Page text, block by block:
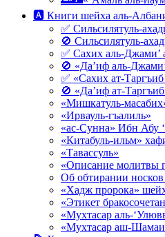
🅰 Книги шейха аль-
✅ Сильсилятуль-
🚫 Сильсилятуль-
✅ Сахих аль-Джами’
🚫 «Да’иф аль-
✅ «Сахих ат-Таргъиб
🚫 «Да’иф ат-
«Мишкатуль-
«Ирвауль-гъалиль»
«ас-Сунна» Ибн Абу
«Китабуль-ильм»
«Тавассуль»
«Описание молитвы
Об обтирании
«Хадж пророка»
«Этикет
«Мухтасар аль-
«Мухтасар аш-